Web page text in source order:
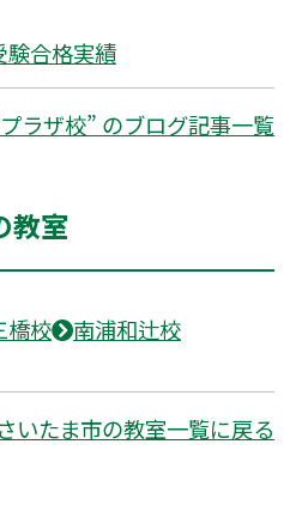
験合格実績
ラザ校” のブログ記事一覧
教室
橋校
南浦和辻校
さいたま市の教室一覧に戻る